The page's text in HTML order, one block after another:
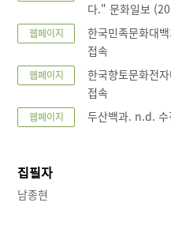
다." 문화일보
웹페이지
한국민족문화대
접속
웹페이지
한국향토문화전
접속
웹페이지 두산백과. n.d.
집필자
남종현